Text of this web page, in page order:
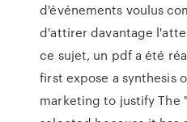
d'événements voulus
d'attirer davantage
ce sujet, un pdf a été
first expose a synthesis
marketing to justify The